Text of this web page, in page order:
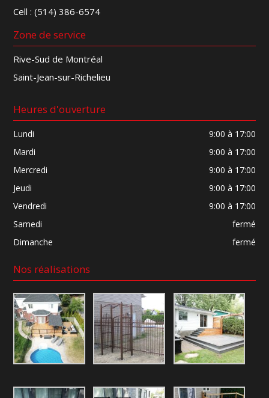
Cell :(514) 386-6574
Zone de service
Rive-Sud de Montréal
Saint-Jean-sur-Richelieu
Heures d'ouverture
Lundi
9:00 à 17:00
Mardi
9:00 à 17:00
Mercredi
9:00 à 17:00
Jeudi
9:00 à 17:00
Vendredi
9:00 à 17:00
Samedi
fermé
Dimanche
fermé
Nos réalisations